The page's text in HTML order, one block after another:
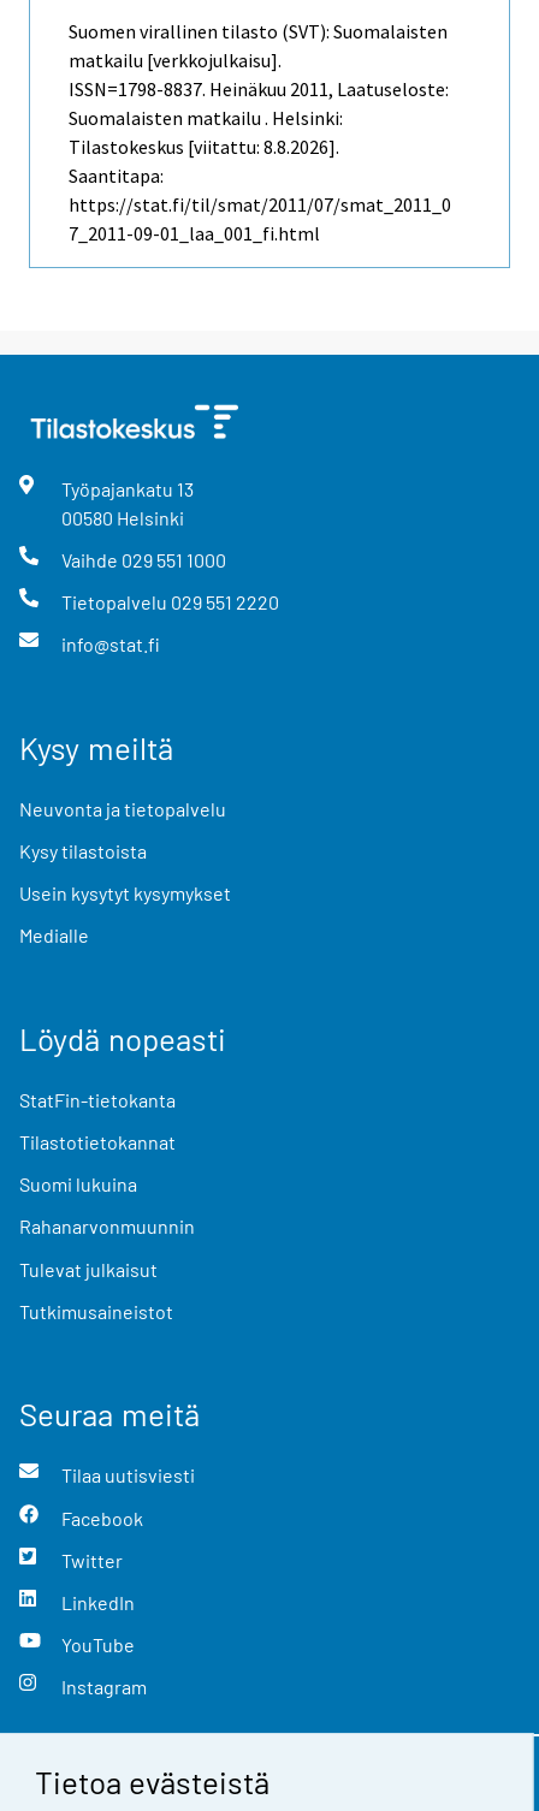
Tietoa evästeistä
Suomen virallinen tilasto (SVT): Suomalaisten
matkailu [verkkojulkaisu].
ISSN=1798-8837. Heinäkuu 2011, Laatuseloste:
Suomalaisten matkailu . Helsinki:
Tilastokeskus [viitattu: 8.8.2026].
Saantitapa:
https://stat.fi/til/smat/2011/07/smat_2011_0
7_2011-09-01_laa_001_fi.html
Työpajankatu 13
00580 Helsinki
Vaihde 029 551 1000
Tietopalvelu 029 551 2220
info@stat.fi
Kysy meiltä
Neuvonta ja tietopalvelu
Kysy tilastoista
Usein kysytyt kysymykset
Medialle
Löydä nopeasti
StatFin-tietokanta
Tilastotietokannat
Suomi lukuina
Rahanarvonmuunnin
Tulevat julkaisut
Tutkimusaineistot
Seuraa meitä
Tilaa uutisviesti
Facebook
Twitter
LinkedIn
YouTube
Instagram
Yhteystiedot